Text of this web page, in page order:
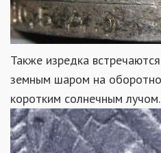
Также изредка
земным шаром на
коротким солнечным лучом.